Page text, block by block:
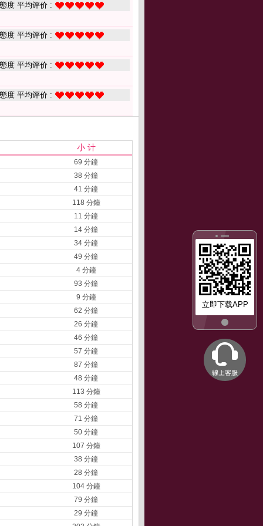
立即下载APP
態度 平均评价 :
態度 平均评价 :
態度 平均评价 :
態度 平均评价 :
小 计
69 分鐘
38 分鐘
41 分鐘
118 分鐘
11 分鐘
14 分鐘
34 分鐘
49 分鐘
4 分鐘
93 分鐘
9 分鐘
62 分鐘
26 分鐘
46 分鐘
57 分鐘
87 分鐘
48 分鐘
113 分鐘
58 分鐘
71 分鐘
50 分鐘
107 分鐘
38 分鐘
28 分鐘
104 分鐘
79 分鐘
29 分鐘